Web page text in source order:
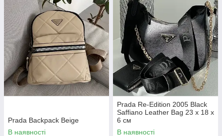
Prada Backpack Beige
В наявності
Prada Re-Edition 2005 Black
Saffiano Leather Bag 23 х 18 х
6 см
В наявності